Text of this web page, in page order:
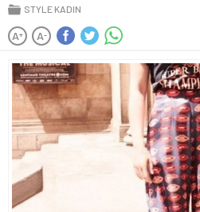
STYLE KADIN
A+ A-